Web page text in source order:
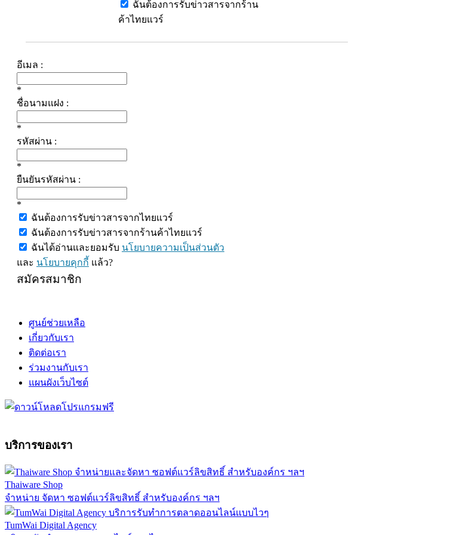
ฉันต้องการรับข่าวสารจากร้าน
ค้าไทยแวร์
อีเมล :
*
ชื่อนามแฝง :
*
รหัสผ่าน :
*
ยืนยันรหัสผ่าน :
*
ฉันต้องการรับข่าวสารจากไทยแวร์
ฉันต้องการรับข่าวสารจากร้านค้าไทยแวร์
ฉันได้อ่านและยอมรับ นโยบายความเป็นส่วนตัว
และ นโยบายคุกกี้ แล้ว?
สมัครสมาชิก
ศูนย์ช่วยเหลือ
เกี่ยวกับเรา
ติดต่อเรา
ร่วมงานกับเรา
แผนผังเว็บไซต์
บริการของเรา
Thaiware Shop
จำหน่าย จัดหา ซอฟต์แวร์ลิขสิทธิ์ สำหรับองค์กร ฯลฯ
TumWai Digital Agency